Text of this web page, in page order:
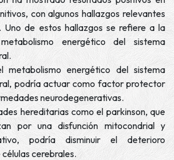
con algunos hallazgos relevantes
Uno de estos hallazgos se refiere a la
energético del sistema
metabolismo energético del sistema
podría actuar como factor protector
neurodegenerativas.
hereditarias como el parkinson, que
por una disfunción mitocondrial y
podría disminuir el deterioro
cerebrales.